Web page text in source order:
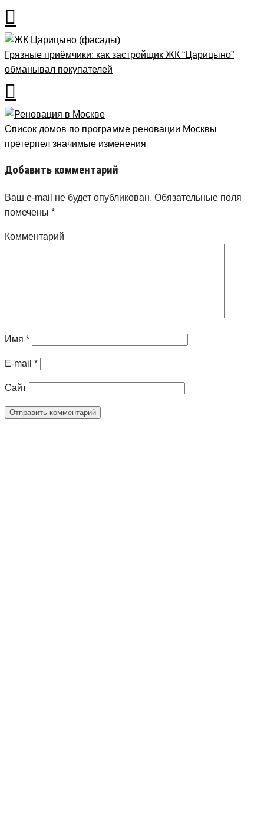
Грязные приёмчики: как застройщик ЖК “Царицыно”
обманывал покупателей
Список домов по программе реновации Москвы
претерпел значимые изменения
Добавить комментарий
Ваш e-mail не будет опубликован. Обязательные поля
помечены *
Комментарий
Имя *
E-mail *
Сайт